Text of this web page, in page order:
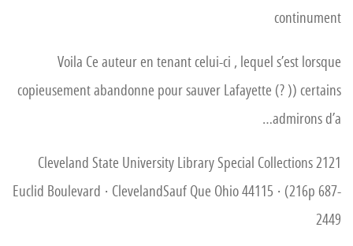
continument
Voila Ce auteur en tenant celui-ci , lequel s’est lorsque
copieusement abandonne pour sauver Lafayette (? )) certains
admirons d’a…
Cleveland State University Library Special Collections 2121
Euclid Boulevard · ClevelandSauf Que Ohio 44115 · (216p 687-
2449